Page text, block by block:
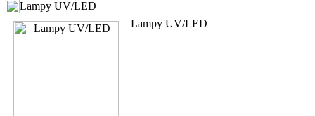
Lampy UV/LED
Lampy UV/LED